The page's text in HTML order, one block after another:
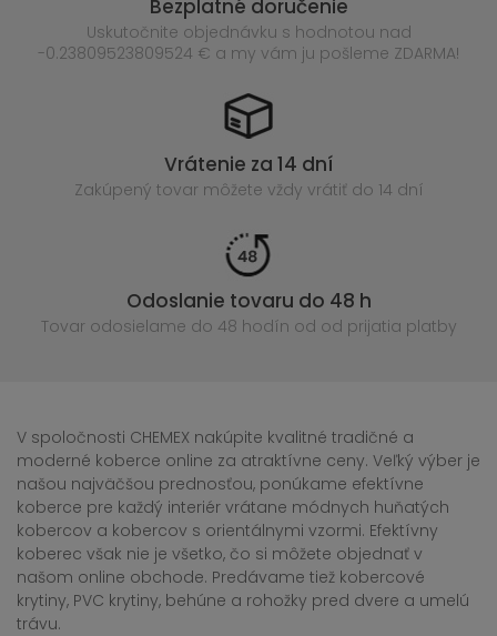
Bezplatné doručenie
Uskutočnite objednávku s hodnotou nad
-0.23809523809524 € a my vám ju pošleme ZDARMA!
Vrátenie za 14 dní
Zakúpený tovar môžete vždy vrátiť do 14 dní
Odoslanie tovaru do 48 h
Tovar odosielame do 48 hodín od od prijatia platby
V spoločnosti CHEMEX nakúpite kvalitné tradičné a
moderné koberce online za atraktívne ceny. Veľký výber je
našou najväčšou prednosťou, ponúkame efektívne
koberce pre každý interiér vrátane módnych huňatých
kobercov a kobercov s orientálnymi vzormi. Efektívny
koberec však nie je všetko, čo si môžete objednať v
našom online obchode. Predávame tiež kobercové
krytiny, PVC krytiny, behúne a rohožky pred dvere a umelú
trávu.